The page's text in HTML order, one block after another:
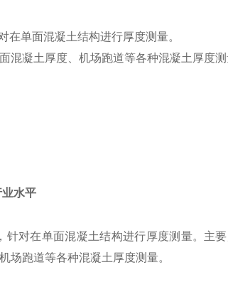
在单面混凝土结构进行厚度测量。
混凝土厚度、机场跑道等各种混凝土厚度测
水平
对在单面混凝土结构进行厚度测量。主
场跑道等各种混凝土厚度测量。